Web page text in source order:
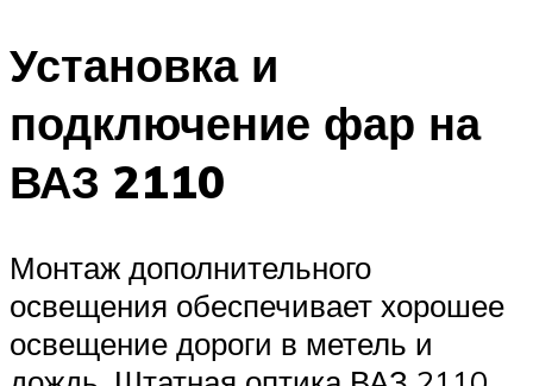
Установка и
подключение фар на
ВАЗ 2110
Монтаж дополнительного
освещения обеспечивает хорошее
освещение дороги в метель и